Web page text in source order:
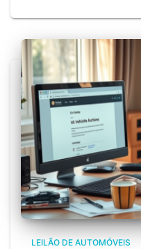
LEILÃO DE AUTOMÓVEIS